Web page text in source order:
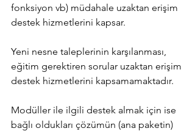
fonksiyon vb) müdahale uzaktan erişim
destek hizmetlerini kapsar.
Yeni nesne taleplerinin karşılanması,
eğitim gerektiren sorular uzaktan erişim
destek hizmetlerini kapsamamaktadır.
Modüller ile ilgili destek almak için ise
bağlı oldukları çözümün (ana paketin)